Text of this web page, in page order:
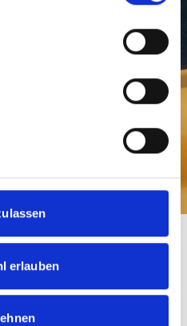
erlauben